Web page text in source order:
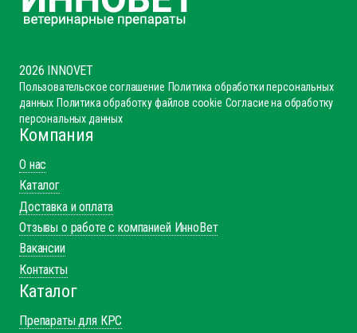
2026 INNOVET
Пользовательское соглашение Политика обработки персональных
данных Политика обработку файлов cookie Согласие на обработку
персональных данных
Компания
О нас
Каталог
Доставка и оплата
Отзывы о работе с компанией ИнноВет
Вакансии
Контакты
Каталог
Препараты для КРС